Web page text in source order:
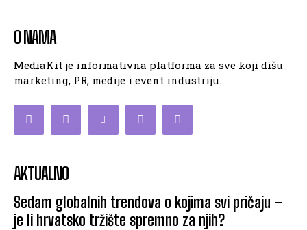
O NAMA
MediaKit je informativna platforma za sve koji dišu
marketing, PR, medije i event industriju.
AKTUALNO
Sedam globalnih trendova o kojima svi pričaju –
je li hrvatsko tržište spremno za njih?